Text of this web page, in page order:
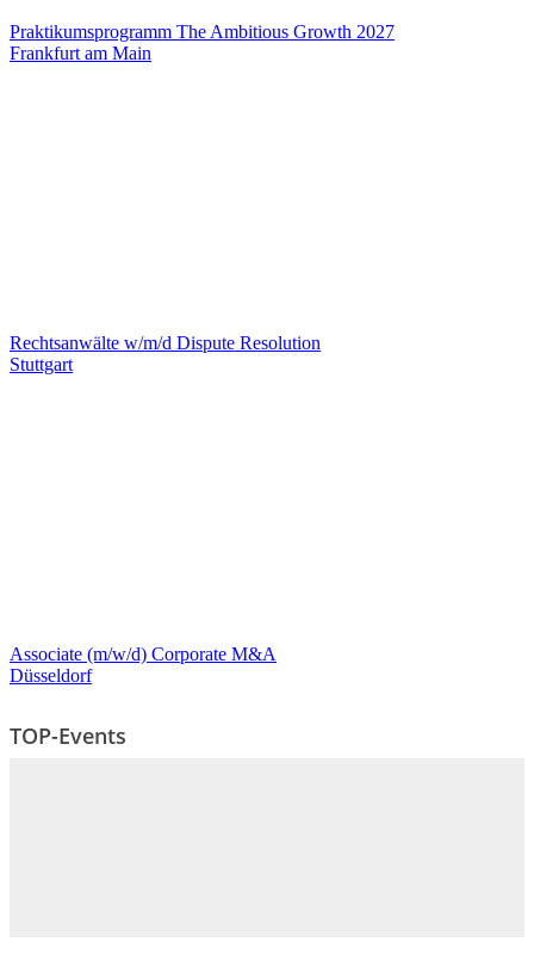
Praktikumsprogramm The Ambitious Growth 2027
Frankfurt am Main
Rechtsanwälte w/m/d Dispute Resolution
Stuttgart
Associate (m/w/d) Corporate M&A
Düsseldorf
TOP-Events